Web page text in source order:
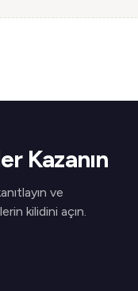
Kazanın
ve
kilidini açın.